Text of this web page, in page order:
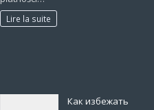
Lire la suite
Как избежать